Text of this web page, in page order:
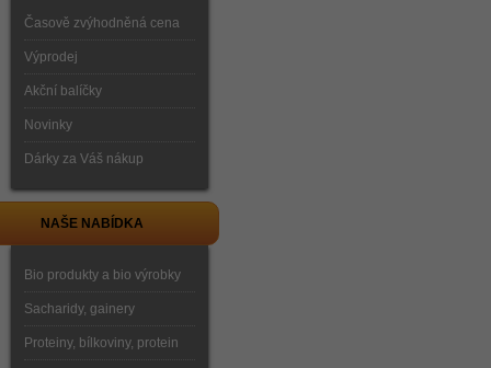
Časově zvýhodněná cena
Výprodej
Akční balíčky
Novinky
Dárky za Váš nákup
NAŠE NABÍDKA
Bio produkty a bio výrobky
Sacharidy, gainery
Proteiny, bílkoviny, protein